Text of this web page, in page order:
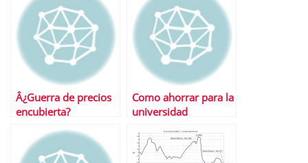
Â¿Guerra de precios
encubierta?
Como ahorrar para la
universidad